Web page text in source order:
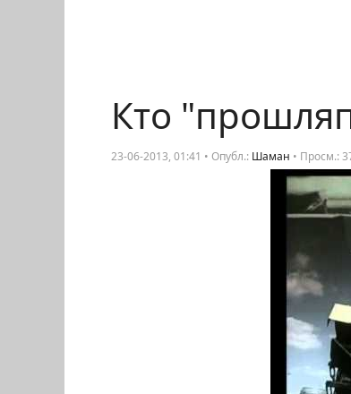
Кто
23-06-2013, 01:41 • Опубл.: Шаман • Просм.: